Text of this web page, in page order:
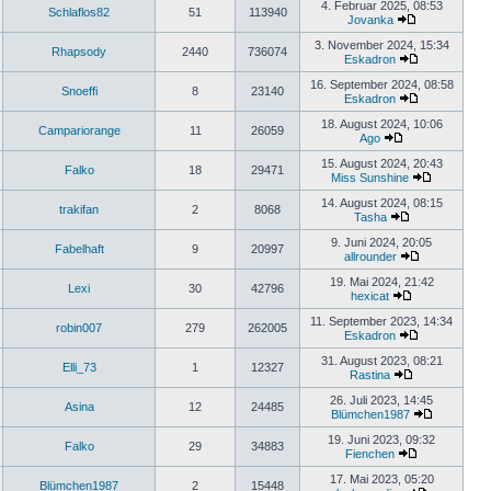
Schlaflos82 51 113940
4. Februar 2025, 08:53
Jovanka
Rhapsody 2440 736074
3. November 2024, 15:34
Eskadron
Snoeffi 8 23140
16. September 2024, 08:58
Eskadron
Campariorange 11 26059
18. August 2024, 10:06
Ago
Falko 18 29471
15. August 2024, 20:43
Miss Sunshine
trakifan 2 8068
14. August 2024, 08:15
Tasha
Fabelhaft 9 20997
9. Juni 2024, 20:05
allrounder
Lexi 30 42796
19. Mai 2024, 21:42
hexicat
robin007 279 262005
11. September 2023, 14:34
Eskadron
Elli_73 1 12327
31. August 2023, 08:21
Rastina
Asina 12 24485
26. Juli 2023, 14:45
Blümchen1987
Falko 29 34883
19. Juni 2023, 09:32
Fienchen
Blümchen1987 2 15448
17. Mai 2023, 05:20